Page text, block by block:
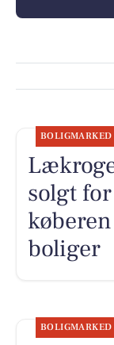
BOLIGMARKED
solgt
boliger
BOLIGMARKED